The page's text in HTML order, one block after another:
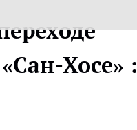
Хосе»